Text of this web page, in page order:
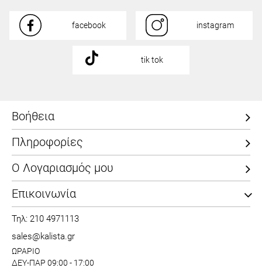
facebook instagram
tik tok
Βοήθεια
Πληροφορίες
Ο Λογαριασμός μου
Επικοινωνία
Τηλ: 210 4971113
sales@kalista.gr
ΩΡΑΡΙΟ
ΔΕΥ-ΠΑΡ 09:00 - 17:00